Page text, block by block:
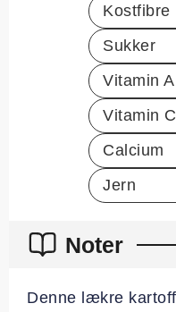
Kostfibre
Sukker
Vitamin A
Vitamin C
Calcium
Jern
Noter
Denne lækre